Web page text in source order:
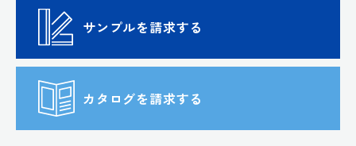
サンプルを請求する
カタログを請求する